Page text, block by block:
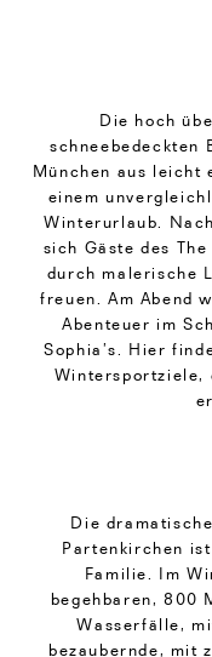
Die hoch
schneebedeckten
München aus leicht
einem
Winterurlaub.
sich Gäste des
durch malerische
freuen. Am Abend
Abenteuer im
Sophia’s. Hier
Wintersportziele,
Die
Partenkirchen
Familie. Im
begehbaren, 800
Wasserfälle,
bezaubernde, mit